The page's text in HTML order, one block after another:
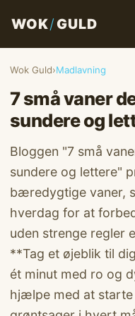
WOK/ GULD
Wok Guld›Madlavning
7 små vaner
sundere og
Bloggen "7 små
sundere og lettere"
bæredygtige vaner,
hverdag for at
uden strenge regler
**Tag et øjeblik til
ét minut med ro og
hjælpe med at